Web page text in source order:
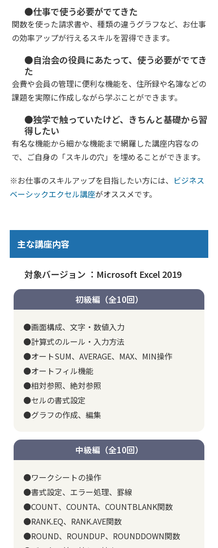
●仕事で使う必要がでてきた
関数を使った請求書や、種類の違うグラフなど、お仕事
の効率アップが行えるスキルを習得できます。
●自治会の役員にあたって、使う必要がでてき
た
会費や会員の管理に便利な機能を、住所録や名簿などの
課題を実際に作成しながら学ぶことができます。
●独学で触っていたけど、きちんと基礎から習
得したい
有名な機能から細かな機能まで網羅した講座内容なの
で、ご自身の「スキルの穴」を埋めることができます。
※お仕事のスキルアップを目指したい方には、 ビジネス
ベーシックエクセル講座がオススメです。
主な講座内容
対象バージョン ：Microsoft Excel 2019
初級編（全10回）
●画面構成、文字・数値入力
●計算式のルール・入力方法
●オートSUM、AVERAGE、MAX、MIN操作
●オートフィル機能
●相対参照、絶対参照
●セルの書式設定
●グラフの作成、編集
中級編（全10回）
●ワークシートの操作
●書式設定、エラー処理、罫線
●COUNT、COUNTA、COUNTBLANK関数
●RANK.EQ、RANK.AVE関数
●ROUND、ROUNDUP、ROUNDDOWN関数